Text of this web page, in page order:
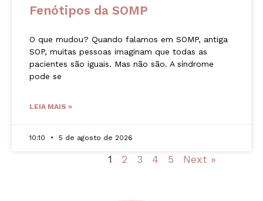
Fenótipos da SOMP
O que mudou? Quando falamos em SOMP, antiga
SOP, muitas pessoas imaginam que todas as
pacientes são iguais. Mas não são. A síndrome
pode se
LEIA MAIS »
10:10 5 de agosto de 2026
1 2 3 4 5 Next »